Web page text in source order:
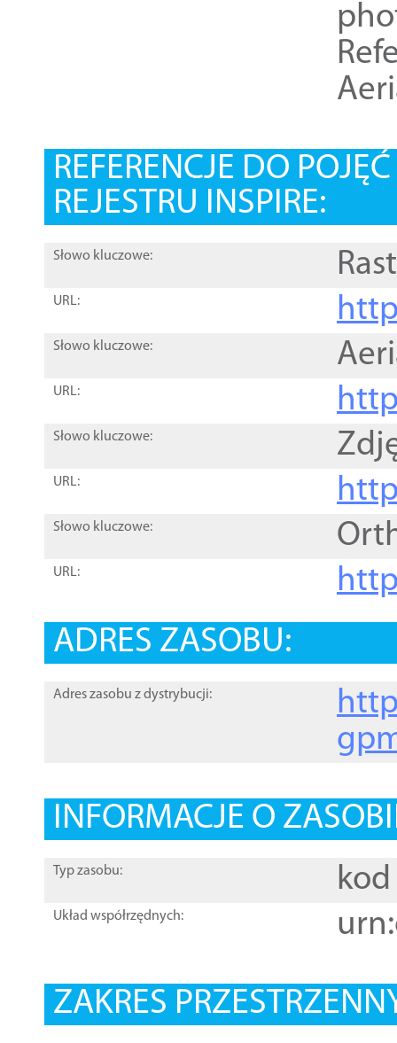
REFERENCJE DO
REJESTRU INSPIRE:
Słowo kluczowe:
URL:
Słowo kluczowe:
URL:
Słowo kluczowe:
URL:
Słowo kluczowe:
URL:
ADRES ZASOBU:
Adres zasobu z dystrybucji:
INFORMACJE O
Typ zasobu: kod
Układ współrzędnych:
ZAKRES